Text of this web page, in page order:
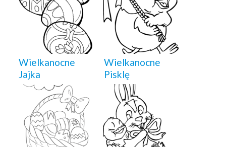
Wielkanocne
Jajka
Wielkanocne
Pisklę